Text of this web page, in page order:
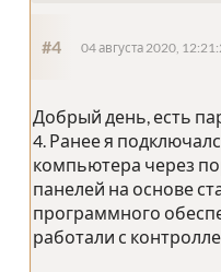
#4 04 августа 2020,
Добрый день, есть
4. Ранее я
компьютера через
панелей на основе
программного
работали с